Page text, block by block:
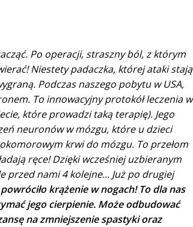
Po operacji, straszny ból, z którym
Niestety padaczka, której ataki stają
Podczas naszego pobytu w USA,
To innowacyjny protokół leczenia w
które prowadzi taką terapię). Jego
neuronów w mózgu, które u dzieci
krwi do mózgu. To przełom
ręce! Dzięki wcześniej uzbieranym
przed nami 4 kolejne... Już po drugiej
powróciło krążenie w nogach! To dla nas
jego cierpienie. Może odbudować
na zmniejszenie spastyki oraz